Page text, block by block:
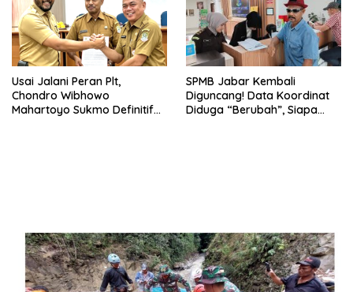
Usai Jalani Peran Plt,
Chondro Wibhowo
Mahartoyo Sukmo Definitif
SPMB Jabar Kembali
Diguncang! Data Koordinat
Diduga “Berubah”, Siapa